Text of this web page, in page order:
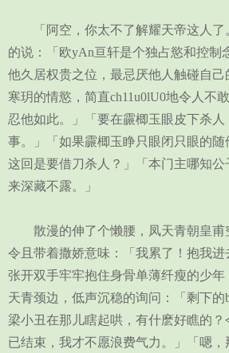
「阿空，你太不了解耀天帝这人了
的说：「欧yAn亘轩是个独占慾和控制
他久居权贵之位，最忌厌他人触碰自
寒玥的情慾，简直ch11u0lU0地令人不
忍他如此。」「要在霢楖玉眼皮下杀
事。」「如果霢楖玉睁只眼闭只眼的随
这回是要借刀杀人？」「本门主哪知公
来深藏不露。」
散漫的伸了个懒腰，凤天青朝皇甫
令且带着撒娇意味：「我累了！抱我进
张开双手牢牢抱住身骨单薄纤瘦的少
天青颈边，低声沉稳的询问：「剩下
梁小丑在那儿瞎起哄，有什麽好瞧的？
已结束，我才不愿浪费气力。」「嗯，